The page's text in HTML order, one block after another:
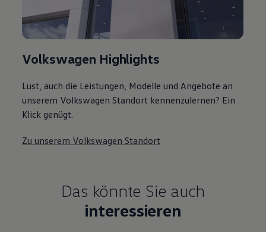
Volkswagen Highlights
Lust, auch die Leistungen, Modelle und Angebote an
unserem Volkswagen Standort kennenzulernen? Ein
Klick genügt.
Zu unserem Volkswagen Standort
Das könnte Sie auch
interessieren